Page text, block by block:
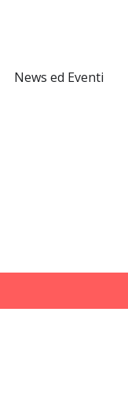
News ed Eventi